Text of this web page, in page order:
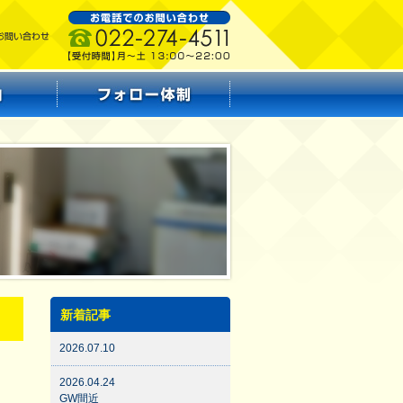
新着記事
2026.07.10
2026.04.24
GW間近